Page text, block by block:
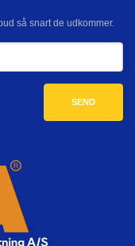
så snart de udkommer.